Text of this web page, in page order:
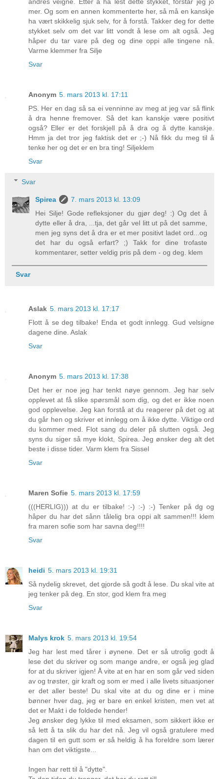
mer. Og som en annen kommenterte her, så må en kanskje
ha vært skikkelig sjuk selv, for å forstå. Takker deg for dette
stykket selv om det var litt vondt å lese om alt også. Jeg
håper du tar vare på deg og dine oppi alle tingene nå.
Varme klemmer fra Silje
Svar
Anonym 5. mars 2013 kl. 17:11
PS. Her en dag så sa ei venninne av meg at jeg var så flink
å dra henne fremover. Så det kan kanskje være positivt
også? Eller er det forskjell på å dra og å dytte kanskje.
Hmm ja det tror jeg faktisk det er ;-) Nå fikk du meg til å
tenke her og det er en bra ting! Siljeklem
Svar
Svar
Spirea
7. mars 2013 kl. 13:09
Hei Silje! Gode refleksjoner du gjør deg! :) Og det å
dytte eller å dra, ...tja, det går vel litt ut på det samme,
men jeg syns det å dra er et mer positivt ladet ord...og
det har du også erfart? ;) Takk for dine trofaste
kommentarer, setter veldig pris på dem - og deg. klem
Svar
Aslak 5. mars 2013 kl. 17:17
Flott å se deg tilbake! Enda et godt innlegg. Gud velsigne
dagene dine. Aslak
Svar
Anonym 5. mars 2013 kl. 17:38
Det her er noe jeg har tenkt nøye gennom. Jeg har selv
opplevet at få slike spørsmål som dig, og det er ikke noen
god opplevelse. Jeg kan forstå at du reagerer på det og at
du går hen og skriver et innlegg om å ikke dytte. Viktige ord
du kommer med. Flot sang du deler på slutten også. Jeg
syns du siger så mye klokt, Spirea. Jeg ønsker deg alt det
beste i disse tider. Varm klem fra Sissel
Svar
Maren Sofie 5. mars 2013 kl. 17:59
(((HERLIG))) at du er tilbake! :-) :-) :-) Tenker på dg og
håper du har det sånn tålelig bra oppi alt sammen!!! klem
fra maren sofie som har savna deg!!!!
Svar
heidi 5. mars 2013 kl. 19:31
Så nydelig skrevet, det gjorde så godt å lese. Du skal vite at
jeg tenker på deg. En stor, god klem fra meg
Svar
Malys krok 5. mars 2013 kl. 19:54
Jeg har lest med tårer i øynene. Det er så utrolig godt å
lese det du skriver og som mange andre, er også jeg glad
for at du skriver igjen! Å vite at en har en som går ved siden
av og trøster, gir kraft og som er med i alle livets situasjoner
er det aller beste! Du skal vite at du og dine er i mine
bønner hver dag, jeg er bare en enkel kristen, men vet at
det er Makt i de foldede hender!
Jeg ønsker deg lykke til med eksamen, som sikkert ikke er
så lett å ta slik du har det nå. Jeg vil også gratulere med
dagen til en gutt som er så heldig å ha foreldre som lærer
han om det viktigste...
Ingen har rett til å "dytte".